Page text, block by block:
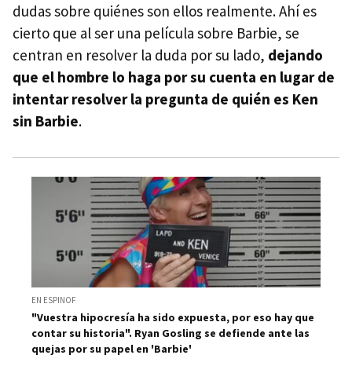
dudas sobre quiénes son ellos realmente. Ahí es
cierto que al ser una película sobre Barbie, se
centran en resolver la duda por su lado, dejando
que el hombre lo haga por su cuenta en lugar de
intentar resolver la pregunta de quién es Ken
sin Barbie.
EN ESPINOF
"Vuestra hipocresía ha sido expuesta, por eso hay que
contar su historia". Ryan Gosling se defiende ante las
quejas por su papel en 'Barbie'